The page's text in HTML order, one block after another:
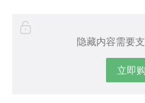
隐藏内容需要支
立即